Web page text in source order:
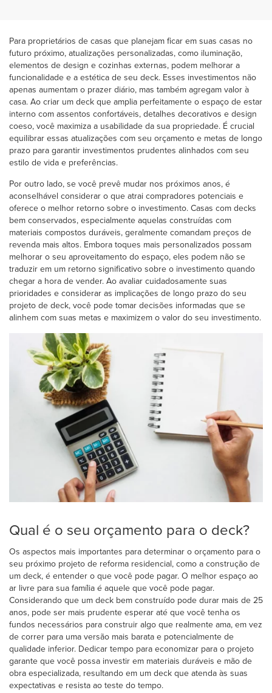
Para proprietários de casas que planejam ficar em suas casas no
futuro próximo, atualizações personalizadas, como iluminação,
elementos de design e cozinhas externas, podem melhorar a
funcionalidade e a estética de seu deck. Esses investimentos não
apenas aumentam o prazer diário, mas também agregam valor à
casa. Ao criar um deck que amplia perfeitamente o espaço de estar
interno com assentos confortáveis, detalhes decorativos e design
coeso, você maximiza a usabilidade da sua propriedade. É crucial
equilibrar essas atualizações com seu orçamento e metas de longo
prazo para garantir investimentos prudentes alinhados com seu
estilo de vida e preferências.
Por outro lado, se você prevê mudar nos próximos anos, é
aconselhável considerar o que atrai compradores potenciais e
oferece o melhor retorno sobre o investimento. Casas com decks
bem conservados, especialmente aquelas construídas com
materiais compostos duráveis, geralmente comandam preços de
revenda mais altos. Embora toques mais personalizados possam
melhorar o seu aproveitamento do espaço, eles podem não se
traduzir em um retorno significativo sobre o investimento quando
chegar a hora de vender. Ao avaliar cuidadosamente suas
prioridades e considerar as implicações de longo prazo do seu
projeto de deck, você pode tomar decisões informadas que se
alinhem com suas metas e maximizem o valor do seu investimento.
Qual é o seu orçamento para o deck?
Os aspectos mais importantes para determinar o orçamento para o
seu próximo projeto de reforma residencial, como a construção de
um deck, é entender o que você pode pagar. O melhor espaço ao
ar livre para sua família é aquele que você pode pagar.
Considerando que um deck bem construído pode durar mais de 25
anos, pode ser mais prudente esperar até que você tenha os
fundos necessários para construir algo que realmente ama, em vez
de correr para uma versão mais barata e potencialmente de
qualidade inferior. Dedicar tempo para economizar para o projeto
garante que você possa investir em materiais duráveis e mão de
obra especializada, resultando em um deck que atenda às suas
expectativas e resista ao teste do tempo.